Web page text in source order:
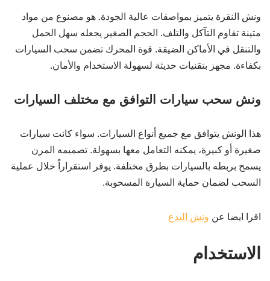
ونش النقرة يتميز بمواصفات عالية الجودة. هو مصنوع من مواد
متينة تقاوم التآكل والتلف. الحجم الصغير يجعله سهل الحمل
والتنقل في الأماكن الضيقة. قوة المحرك تضمن سحب السيارات
بكفاءة. مجهز بتقنيات حديثة لسهولة الاستخدام والأمان.
ونش سحب سيارات التوافق مع مختلف السيارات
هذا الونش يتوافق مع جميع أنواع السيارات. سواء كانت سيارات
صغيرة أو كبيرة، يمكنه التعامل معها بسهولة. تصميمه المرن
يسمح بربطه بالسيارات بطرق مختلفة. يوفر استقراراً خلال عملية
السحب لضمان حماية السيارة المسحوبة.
اقرا ايضا عن ونش البدع
الاستخدام